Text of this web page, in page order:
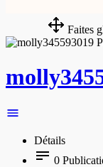
Faites
Détails
0